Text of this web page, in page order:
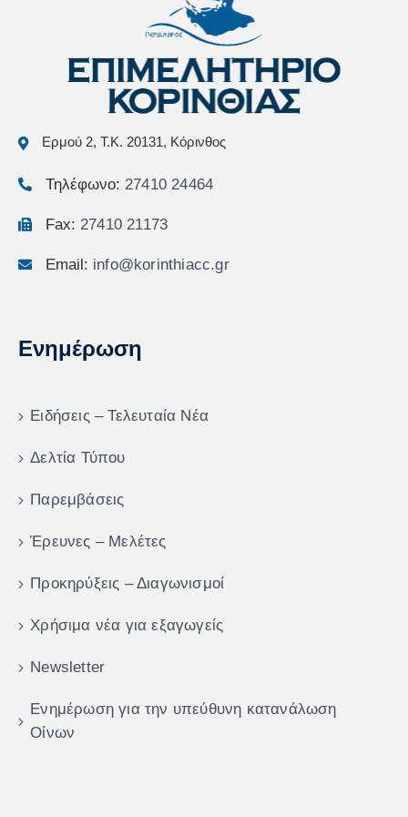
Ερμού 2, Τ.Κ. 20131, Κόρινθος
Τηλέφωνο: 27410 24464
Fax: 27410 21173
Email: info@korinthiacc.gr
Ενημέρωση
Ειδήσεις – Τελευταία Νέα
Δελτία Τύπου
Παρεμβάσεις
Έρευνες – Μελέτες
Προκηρύξεις – Διαγωνισμοί
Χρήσιμα νέα για εξαγωγείς
Newsletter
Ενημέρωση για την υπεύθυνη κατανάλωση
Οίνων